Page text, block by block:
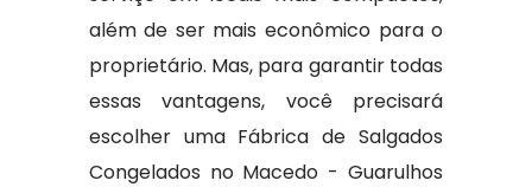
além de ser mais econômico para o
proprietário. Mas, para garantir todas
essas vantagens, você precisará
escolher uma Fábrica de Salgados
Congelados no Macedo - Guarulhos